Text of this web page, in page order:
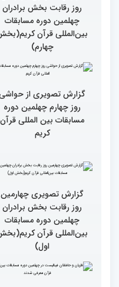
نقش زن در مقاومت
را نباید کوچک شمرد
گزارش تصویری چهارمین
روز رقابت بخش برادران
بین‌المللی قرآن
چهارم)
گزارش تصویری از حواشی
روز چهارم چهلمین دوره
مسابقات بین المللی قرآن
کریم